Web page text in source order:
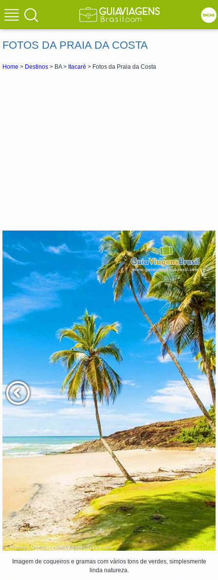
FOTOS DA PRAIA DA COSTA
Home > Destinos > BA > Itacaré > Fotos da Praia da Costa
Imagem de coqueiros e gramas com vários tons de verdes, simplesmente
linda natureza.